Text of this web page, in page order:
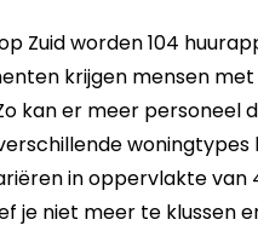
Zuid worden 104
krijgen mensen
kan er meer personeel
in oppervlakte
je niet meer te klussen